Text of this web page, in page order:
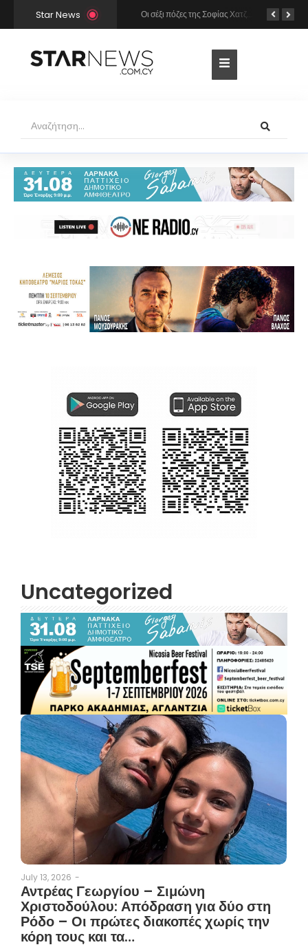
Star News
Uncategorized
July 13, 2026 -
Αντρέας Γεωργίου – Σιμώνη
Χριστοδούλου: Απόδραση για δύο στη
Ρόδο – Οι πρώτες διακοπές χωρίς την
κόρη τους και τα…